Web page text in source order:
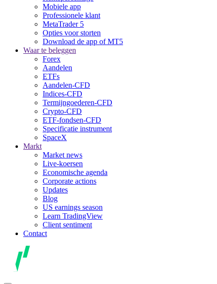
Mobiele app
Professionele klant
MetaTrader 5
Opties voor storten
Download de app of MT5
Waar te beleggen
Forex
Aandelen
ETFs
Aandelen-CFD
Indices-CFD
Termijngoederen-CFD
Crypto-CFD
ETF-fondsen-CFD
Specificatie instrument
SpaceX
Markt
Market news
Live-koersen
Economische agenda
Corporate actions
Updates
Blog
US earnings season
Learn TradingView
Client sentiment
Contact